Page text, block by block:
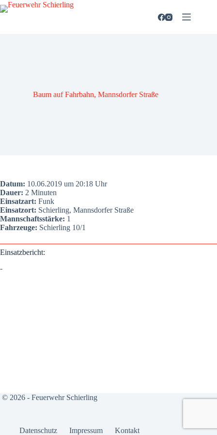
Zum
Inhalt
Baum auf Fahr­bahn, Manns­dor­fer Stra­ße
Datum: 10.06.2019 um 20:18 Uhr
Dau­er: 2 Minu­ten
Ein­satz­art: Funk
Ein­satz­ort: Schier­ling, Manns­dor­fer Stra­ße
Mann­schafts­stär­ke: 1
Fahr­zeu­ge: Schier­ling 10/1
Ein­satz­be­richt:
-
© 2026 - Feuerwehr Schierling
Daten­schutz Impres­sum Kon­takt